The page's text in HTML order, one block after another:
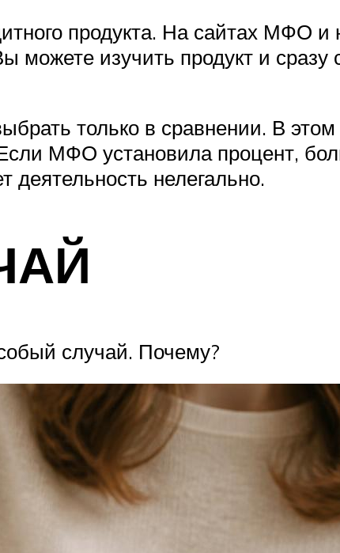
продукта. На сайтах МФО и
можете изучить продукт и сразу
только в сравнении. В
МФО установила процент,
деятельность нелегально.
случай. Почему?